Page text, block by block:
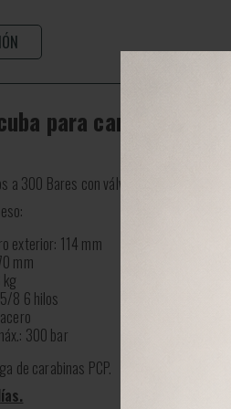
para cargar tu
a 300 Bares con válvula mono y culote.
exterior: 114 mm
mm
8 6 hilos
300 bar
de carabinas PCP.